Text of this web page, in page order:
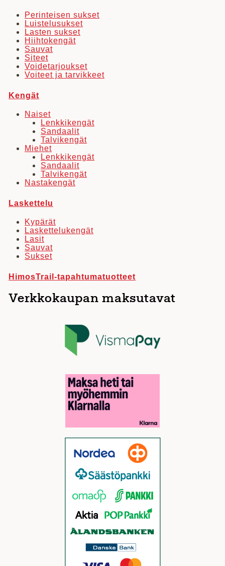
Perinteisen sukset
Luistelusukset
Lasten sukset
Hiihtokengät
Sauvat
Siteet
Voidetarjoukset
Voiteet ja tarvikkeet
Kengät
Naiset
Lenkkikengät
Sandaalit
Talvikengät
Miehet
Lenkkikengät
Sandaalit
Talvikengät
Nastakengät
Laskettelu
Kypärät
Laskettelukengät
Lasit
Sauvat
Sukset
HimosTrail-tapahtumatuotteet
Verkkokaupan maksutavat